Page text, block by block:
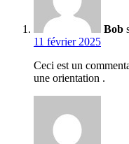
Bob
11 février 2025
Ceci est un
une orientation .